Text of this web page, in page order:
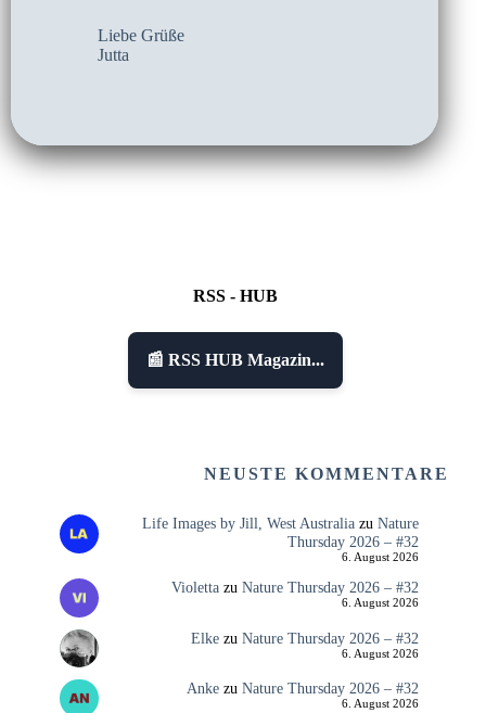
Liebe Grüße
Jutta
RSS - HUB
📰 RSS HUB Magazin...
NEUSTE KOMMENTARE
Life Images by Jill, West Australiazu Nature
Thursday 2026 – #32
6. August 2026
Violettazu Nature Thursday 2026 – #32
6. August 2026
Elkezu Nature Thursday 2026 – #32
6. August 2026
Ankezu Nature Thursday 2026 – #32
6. August 2026